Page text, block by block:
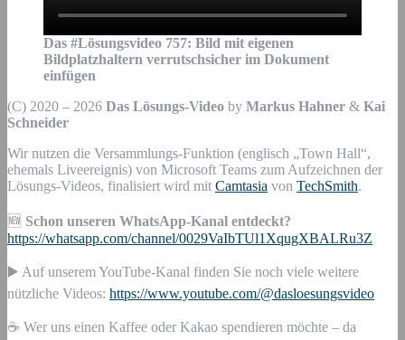
Das #Lösungsvideo 757: Bild mit eigenen
Bildplatzhaltern verrutschsicher im Dokument
einfügen
(C) 2020 – 2026 Das Lösungs-Video by Markus Hahner & Kai
Schneider
Wir nutzen die Versammlungs-Funktion (englisch „Town Hall“,
ehemals Liveereignis) von Microsoft Teams zum Aufzeichnen der
Lösungs-Videos, finalisiert wird mit Camtasia von TechSmith.
🆕 Schon unseren WhatsApp-Kanal entdeckt?
https://whatsapp.com/channel/0029VaIbTUl1XqugXBALRu3Z
▶️ Auf unserem YouTube-Kanal finden Sie noch viele weitere
nützliche Videos: https://www.youtube.com/@dasloesungsvideo
☕ Wer uns einen Kaffee oder Kakao spendieren möchte – da